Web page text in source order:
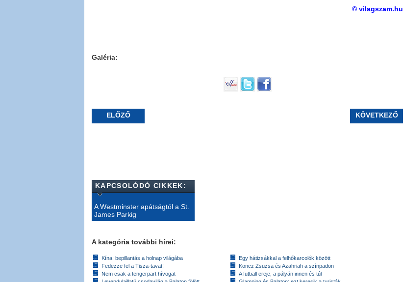
© vilagszam.hu
Galéria:
ELŐZŐ KÖVETKEZŐ
KAPCSOLÓDÓ CIKKEK:
A Westminster apátságtól a St.
James Parkig
A kategória további hírei:
Kína: bepillantás a holnap világába
Fedezze fel a Tisza-tavat!
Nem csak a tengerpart hívogat
Egy hátizsákkal a felhőkarcolók között
Koncz Zsuzsa és Azahriah a színpadon
A futball ereje, a pályán innen és túl